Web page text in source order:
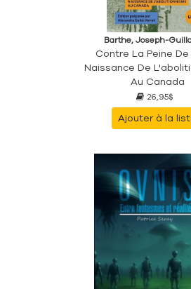
Barthe, Joseph-
Contre La Peine
Naissance De
Au Canada
26,95$
Ajouter à la